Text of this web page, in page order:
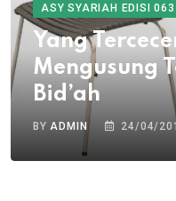
ASY SYARIAH EDISI 063
Yang
Mengusung
Bid’ah
BY ADMIN 24/04/